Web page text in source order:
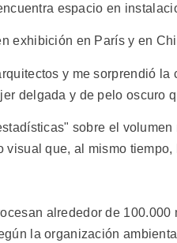
espacio en
exhibición en París y en
y me sorprendió
delgada y de pelo oscuro
sobre el
visual que, al mismo
alrededor de
la organización